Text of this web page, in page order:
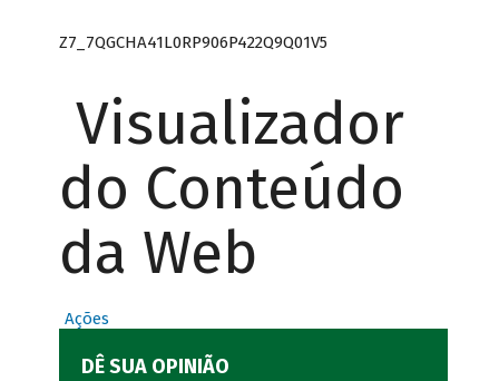
Z7_7QGCHA41L0RP906P422Q9Q01V5
Visualizador
do Conteúdo
da Web
Ações
DÊ SUA OPINIÃO